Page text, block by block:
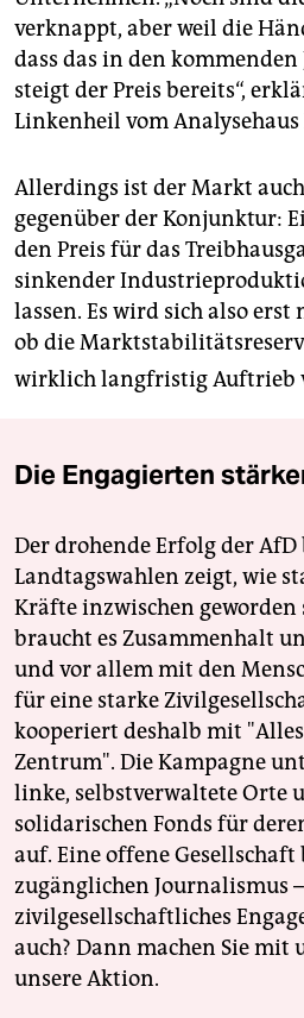
verknappt, aber weil die
dass das in den kommenden
steigt der Preis bereits“,
Linkenheil vom
Allerdings ist der Markt
gegenüber der Konjunktur:
den Preis für das
sinkender
lassen. Es wird sich also erst
ob die
wirklich langfristig Auftrieb
Die Engagierten
Der drohende Erfolg der
Landtagswahlen zeigt, wie
Kräfte inzwischen geworden
braucht es Zusammenhalt
und vor allem mit den
für eine starke
kooperiert deshalb mit
Zentrum". Die Kampagne
linke, selbstverwaltete Orte
solidarischen Fonds für
auf. Eine offene
zugänglichen Journalismus
zivilgesellschaftliches
auch? Dann machen Sie mit
unsere Aktion.